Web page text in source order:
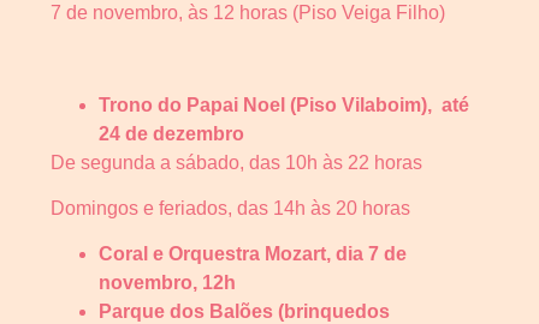
7 de novembro, às 12 horas (Piso Veiga Filho)
Trono do Papai Noel (Piso Vilaboim), até
24 de dezembro
De segunda a sábado, das 10h às 22 horas
Domingos e feriados, das 14h às 20 horas
Coral e Orquestra Mozart, dia 7 de
novembro, 12h
Parque dos Balões (brinquedos